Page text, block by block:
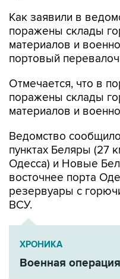
Как заявили в
поражены склады
материалов и
портовый
Отмечается, что в
поражены склады
материалов и
Ведомство
пунктах Беляры (27
Одесса) и Новые
восточнее порта
резервуары с
ВСУ.
ХРОНИКА
Военная